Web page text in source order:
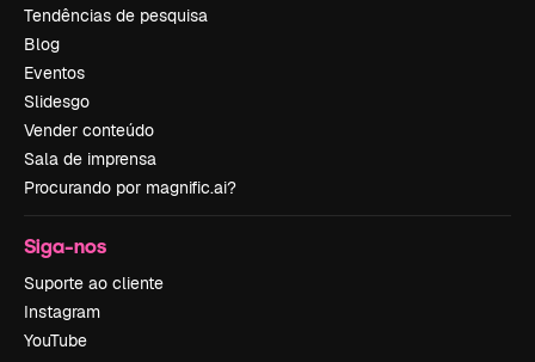
Tendências de pesquisa
Blog
Eventos
Slidesgo
Vender conteúdo
Sala de imprensa
Procurando por magnific.ai?
Siga-nos
Suporte ao cliente
Instagram
YouTube